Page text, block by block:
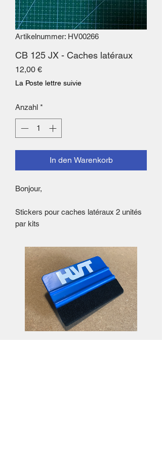
Artikelnummer: HV00266
CB 125 JX - Caches latéraux
12,00 €Preis
La Poste lettre suivie
Anzahl *
In den Warenkorb
Bonjour,
Stickers pour caches latéraux 2 unités
par kits